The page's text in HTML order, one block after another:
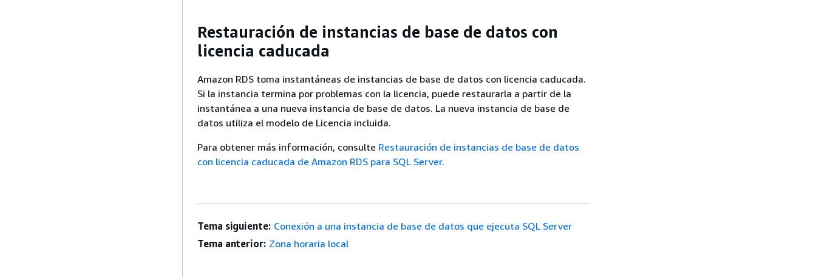
Restauración de instancias de base de datos con
licencia caducada
Amazon RDS toma instantáneas de instancias de base de datos con licencia caducada.
Si la instancia termina por problemas con la licencia, puede restaurarla a partir de la
instantánea a una nueva instancia de base de datos. La nueva instancia de base de
datos utiliza el modelo de Licencia incluida.
Para obtener más información, consulte Restauración de instancias de base de datos
con licencia caducada de Amazon RDS para SQL Server.
Tema siguiente: Conexión a una instancia de base de datos que ejecuta SQL Server
Tema anterior: Zona horaria local